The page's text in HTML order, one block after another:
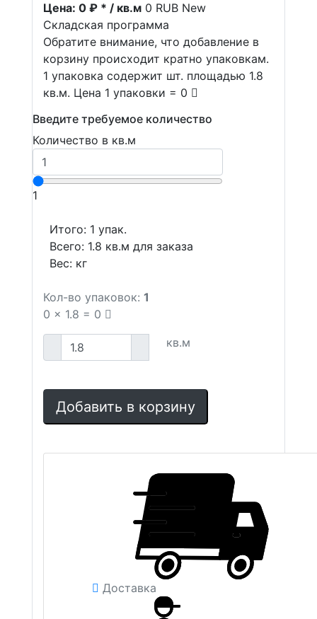
Цена: 0 ₽ * / кв.м 0 RUB New
Складская программа
Обратите внимание, что добавление в
корзину происходит кратно упаковкам.
1 упаковка содержит шт. площадью 1.8
кв.м. Цена 1 упаковки = 0
Введите требуемое количество
Количество в кв.м
1
Итого: 1 упак.
Всего: 1.8 кв.м для заказа
Вес: кг
Кол-во упаковок: 1
0 x 1.8 = 0
кв.м
Добавить в корзину
Доставка